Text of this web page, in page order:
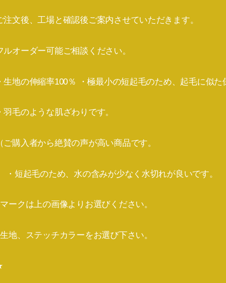
注文後、工場と確認後ご案内させていただきます。
ルオーダー可能ご相談ください。
生地の伸縮率100％ ・極最小の短起毛のため、起毛に似た
羽毛のような肌ざわりです。
（ご購入者から絶賛の声が高い商品です。
・短起毛のため、水の含みが少なく水切れが良いです。
ークは上の画像よりお選びください。
地、ステッチカラーをお選び下さい。